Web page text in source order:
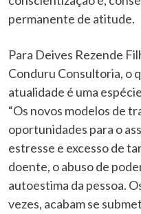
permanente de atitude.
Para Deives Rezende
Conduru Consultoria, o
atualidade é uma
“Os novos modelos de
oportunidades para o
estresse e excesso de
doente, o abuso de
autoestima da pessoa.
vezes, acabam se